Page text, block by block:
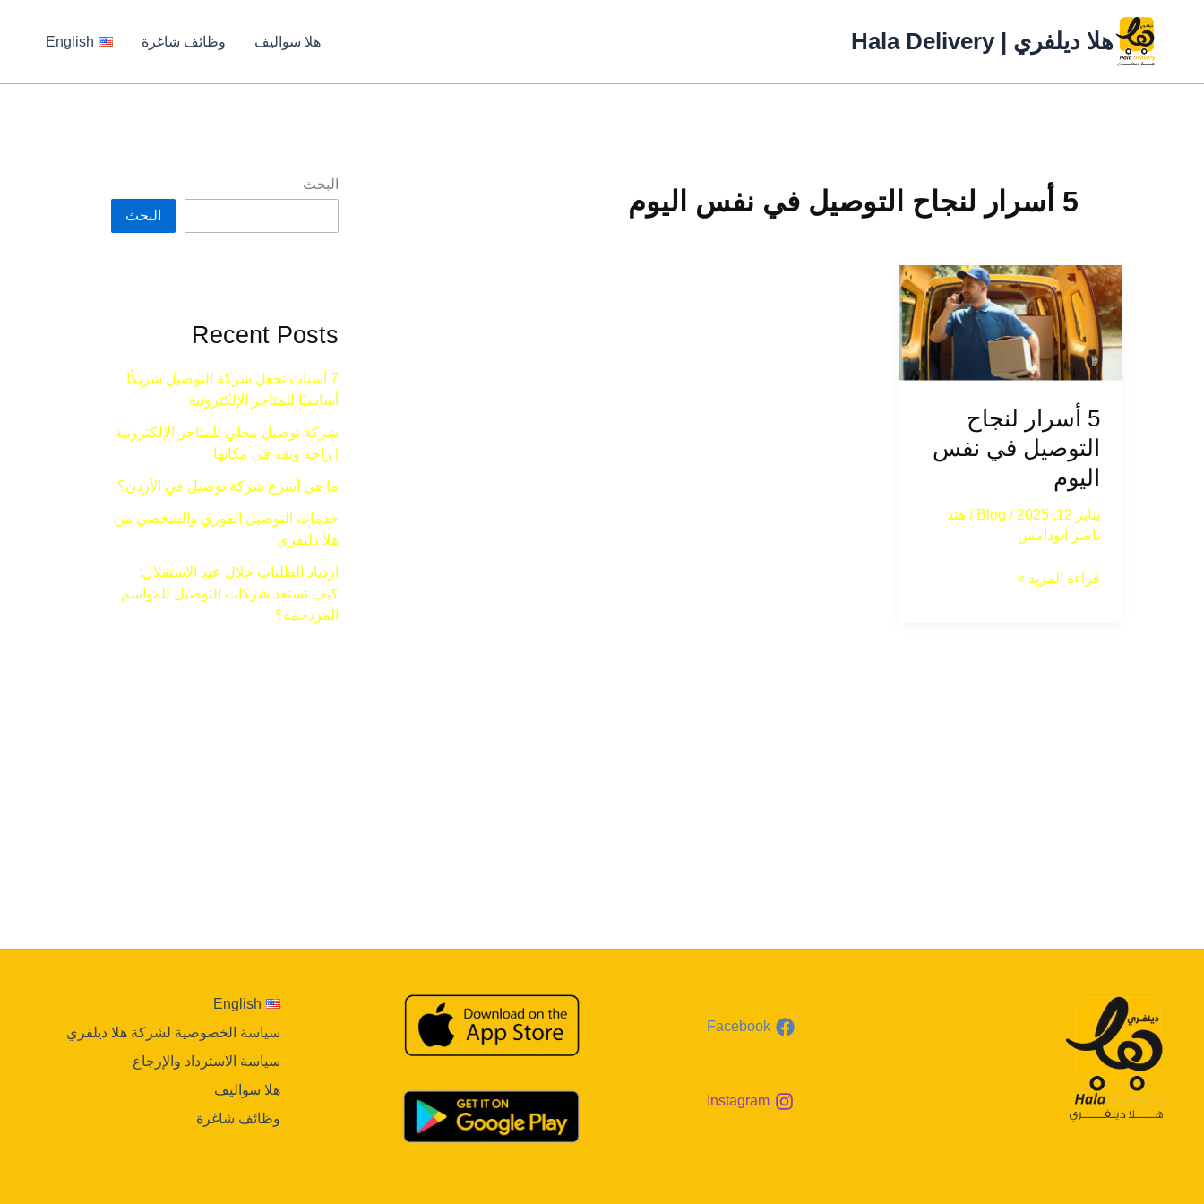
هلا ديلفري | Hala Delivery هلا سواليف وظائف شاغرة English
5 أسرار لنجاح التوصيل في نفس اليوم
5 أسرار لنجاح
التوصيل في نفس
اليوم
يناير 12, 2025 /
Blog
/ هند
ناصر ابودامس
5
أسرار
لنجاح
التوصيل
في
اليوم
قراءة المزيد »
البحث
البحث
Recent Posts
7 أسباب تجعل شركة التوصيل شريكًا
أساسيًا للمتاجر الإلكترونية
شركة توصيل محلي للمتاجر الإلكترونية
| راحة وثقة في مكانها
ما هي أسرع شركة توصيل في الأردن؟
خدمات التوصيل الفوري والشخصي من
هلا دليفري
ازدياد الطلبات خلال عيد الاستقلال:
كيف تستعد شركات التوصيل للمواسم
المزدحمة؟
Facebook
Instagram
English
سياسة الخصوصية لشركة هلا ديلفري
سياسة الاسترداد والإرجاع
هلا سواليف
وظائف شاغرة